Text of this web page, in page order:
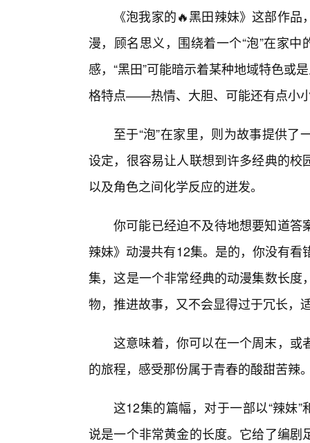
《泡我家的🔥黑田辣妹》这部作
漫，顾名思义，围绕着一个“泡”在家
感，“黑田”可能暗示着某种地域特色或
格特点——热情、大胆、可能还有点小
至于“泡”在家里，则为故事提供
设定，很容易让人联想到许多经典的
以及角色之间化学反应的迸发。
你可能已经迫不及待地想要知道答
辣妹》动漫共有12集。是的，你没有
集，这是一个非常经典的动漫集数长
物，推进故事，又不会显得过于冗长，
这意味着，你可以在一个周末，或
的旅程，感受那份属于青春的酸甜苦辣
这12集的篇幅，对于一部以“辣妹
说是一个非常黄金的长度。它给了编